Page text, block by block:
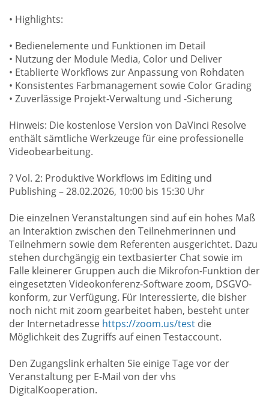
• Highlights:
• Bedienelemente und Funktionen im Detail
• Nutzung der Module Media, Color und Deliver
• Etablierte Workflows zur Anpassung von Rohdaten
• Konsistentes Farbmanagement sowie Color Grading
• Zuverlässige Projekt-Verwaltung und -Sicherung
Hinweis: Die kostenlose Version von DaVinci Resolve
enthält sämtliche Werkzeuge für eine professionelle
Videobearbeitung.
? Vol. 2: Produktive Workflows im Editing und
Publishing – 28.02.2026, 10:00 bis 15:30 Uhr
Die einzelnen Veranstaltungen sind auf ein hohes Maß
an Interaktion zwischen den Teilnehmerinnen und
Teilnehmern sowie dem Referenten ausgerichtet. Dazu
stehen durchgängig ein textbasierter Chat sowie im
Falle kleinerer Gruppen auch die Mikrofon-Funktion der
eingesetzten Videokonferenz-Software zoom, DSGVO-
konform, zur Verfügung. Für Interessierte, die bisher
noch nicht mit zoom gearbeitet haben, besteht unter
der Internetadresse https://zoom.us/test die
Möglichkeit des Zugriffs auf einen Testaccount.
Den Zugangslink erhalten Sie einige Tage vor der
Veranstaltung per E-Mail von der vhs
DigitalKooperation.